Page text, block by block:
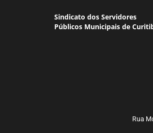
Sindicato dos Servidores
Públicos Municipais de
Rua